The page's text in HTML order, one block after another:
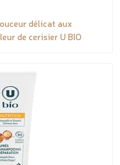
délicat aux
de cerisier U BIO